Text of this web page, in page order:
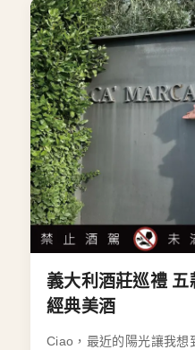
義大利酒莊巡禮
經典美酒
Ciao，最近的陽光讓我想